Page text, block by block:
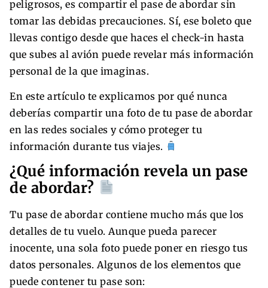
peligrosos, es compartir el pase de abordar sin
tomar las debidas precauciones. Sí, ese boleto que
llevas contigo desde que haces el check-in hasta
que subes al avión puede revelar más información
personal de la que imaginas.
En este artículo te explicamos por qué nunca
deberías compartir una foto de tu pase de abordar
en las redes sociales y cómo proteger tu
información durante tus viajes.
¿Qué información revela un pase
de abordar?
Tu pase de abordar contiene mucho más que los
detalles de tu vuelo. Aunque pueda parecer
inocente, una sola foto puede poner en riesgo tus
datos personales. Algunos de los elementos que
puede contener tu pase son: